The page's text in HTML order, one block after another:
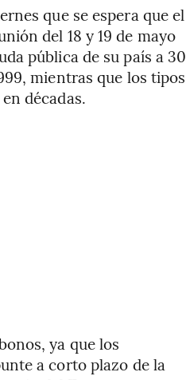
que se espera que el
del 18 y 19 de mayo
pública de su país a 30
mientras que los tipos
décadas.
ya que los
a corto plazo de la